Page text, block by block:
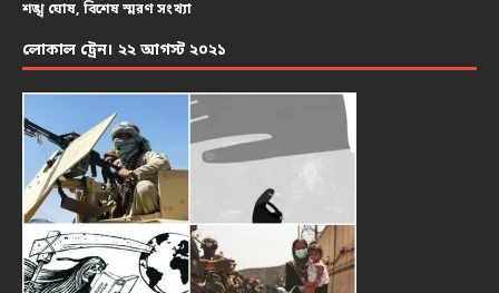
শঙ্খ ঘোষ, বিশেষ স্মরণ সংখ্যা
লোকাল ট্রেন। ২২ আগস্ট ২০২১